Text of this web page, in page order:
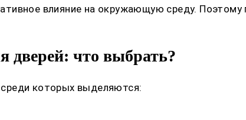
влияние на окружающую среду.
дверей: что выбрать?
которых выделяются: